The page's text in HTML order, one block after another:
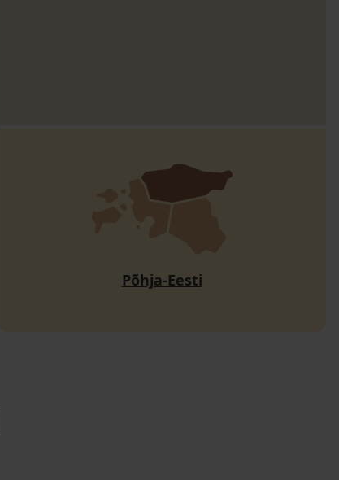
Põhja-Eesti